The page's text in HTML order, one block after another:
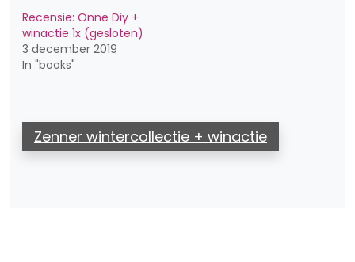
Recensie: Onne Diy +
winactie 1x (gesloten)
3 december 2019
In "books"
Zenner wintercollectie + winactie